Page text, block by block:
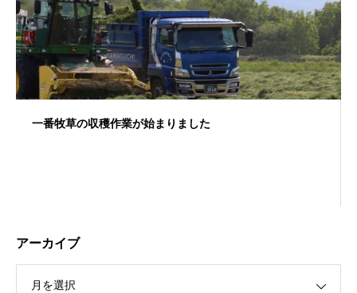
一番牧草の収穫作業が始まりました
アーカイブ
月を選択